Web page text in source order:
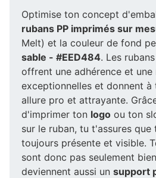
Optimise ton concept
rubans PP imprimés sur
Melt) et la couleur de fond
sable - #EED484. Les
offrent une adhérence et une
exceptionnelles et donnent à
allure pro et attrayante.
d'imprimer ton logo ou ton
sur le ruban, tu t'assures que
toujours présente et visible.
sont donc pas seulement
deviennent aussi un support